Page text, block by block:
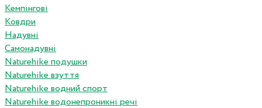
Кемпінгові
Ковдри
Надувні
Самонадувні
Naturehike подушки
Naturehike взуття
Naturehike водний спорт
Naturehike водонепроникні речі